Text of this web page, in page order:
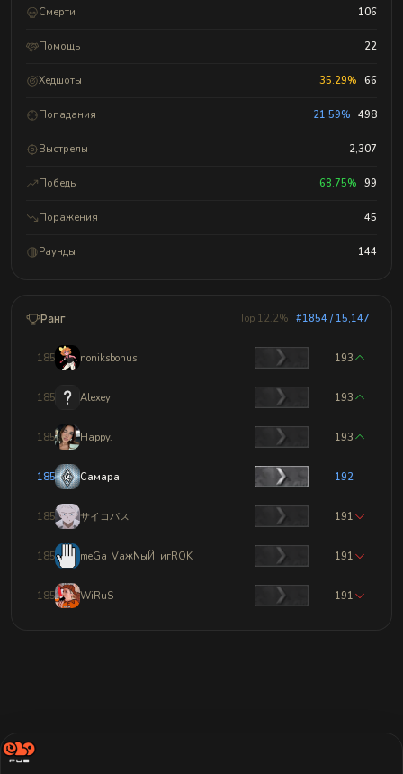
Смерти 106
Помощь 22
Хедшоты 35.29% 66
Попадания 21.59% 498
Выстрелы 2,307
Победы 68.75% 99
Поражения 45
Раунды 144
Ранг Top 12.2% #1854 / 15,147
1851 noniksbonus 193
1852 Alexey 193
1853 Happy. 193
1854 Самара 192
1855 サイコパス 191
1856 meGa_VажNыЙ_игROK 191
1857 WiRuS 191